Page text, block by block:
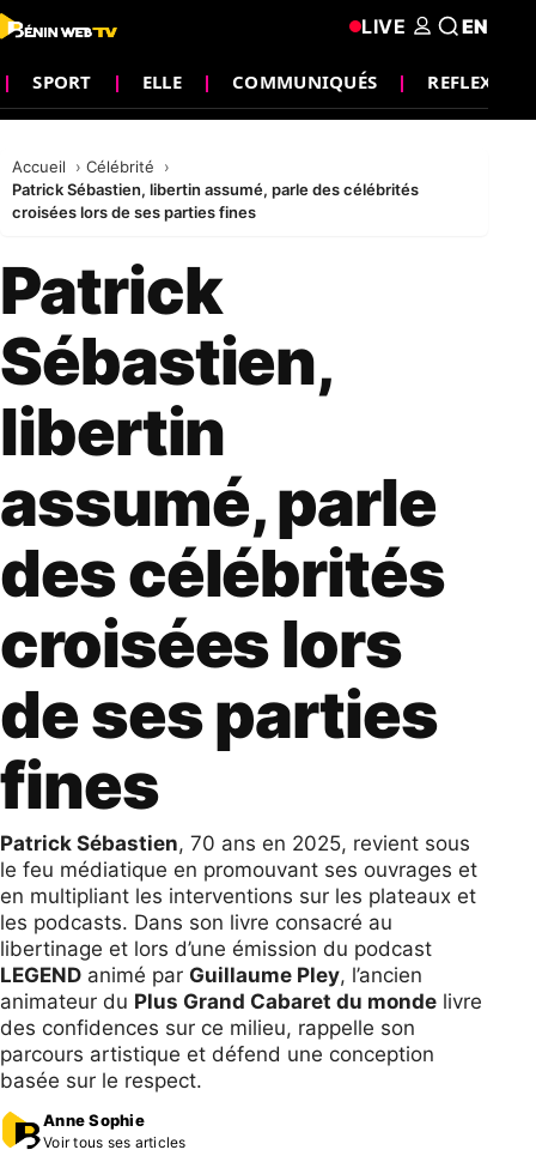
SPORT ELLE COMMUNIQUÉS REFLEXION
LIVE EN
Accueil
Célébrité
Patrick Sébastien, libertin assumé, parle des célébrités
croisées lors de ses parties fines
Patrick
Sébastien,
libertin
assumé, parle
des célébrités
croisées lors
de ses parties
fines
Patrick Sébastien, 70 ans en 2025, revient sous
le feu médiatique en promouvant ses ouvrages et
en multipliant les interventions sur les plateaux et
les podcasts. Dans son livre consacré au
libertinage et lors d’une émission du podcast
LEGEND animé par Guillaume Pley, l’ancien
animateur du Plus Grand Cabaret du monde livre
des confidences sur ce milieu, rappelle son
parcours artistique et défend une conception
basée sur le respect.
Anne Sophie
Voir tous ses articles